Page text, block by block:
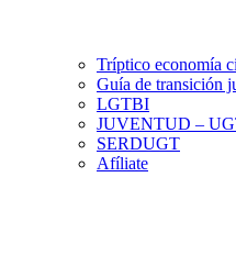
Tríptico economía
Guía de transición
LGTBI
JUVENTUD –
SERDUGT
Afíliate